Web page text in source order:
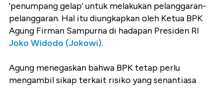
'penumpang gelap' untuk melakukan pelanggaran-
pelanggaran. Hal itu diungkapkan oleh Ketua BPK
Agung Firman Sampurna di hadapan Presiden RI
Joko Widodo (Jokowi).
Agung menegaskan bahwa BPK tetap perlu
mengambil sikap terkait risiko yang senantiasa